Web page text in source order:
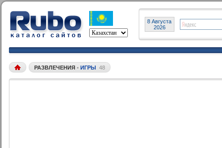
8 Августа
2026
РАЗВЛЕЧЕНИЯ • ИГРЫ 48